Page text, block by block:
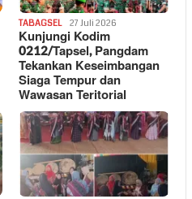
TABAGSEL 27 Juli 2026
Kunjungi Kodim
0212/Tapsel, Pangdam
Tekankan Keseimbangan
Siaga Tempur dan
Wawasan Teritorial